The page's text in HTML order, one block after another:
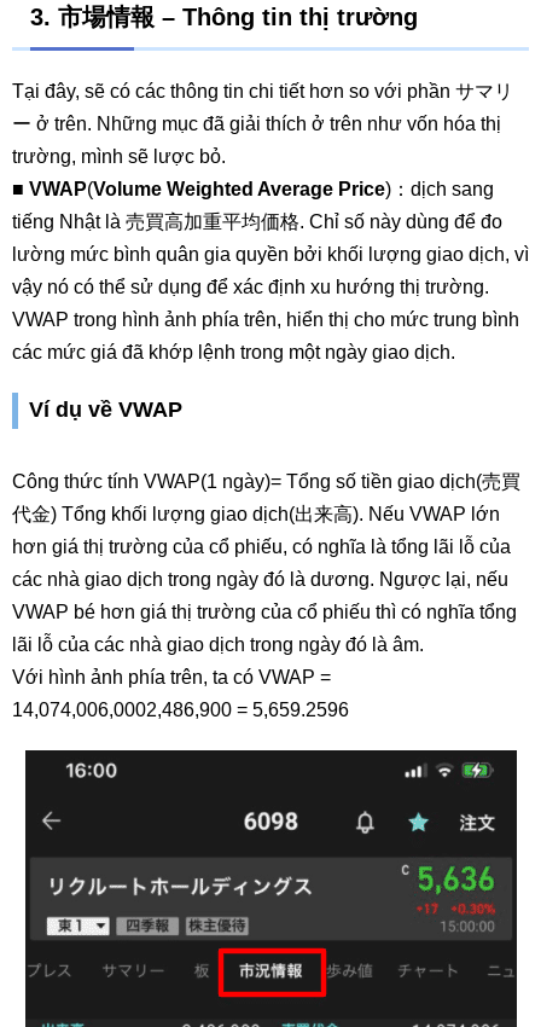
3. 市場情報 – Thông tin thị trường
Tại đây, sẽ có các thông tin chi tiết hơn so với phần サマリ
ー ở trên. Những mục đã giải thích ở trên như vốn hóa thị
trường, mình sẽ lược bỏ.
■ VWAP(Volume Weighted Average Price)：dịch sang
tiếng Nhật là 売買高加重平均価格. Chỉ số này dùng để đo
lường mức bình quân gia quyền bởi khối lượng giao dịch, vì
vậy nó có thể sử dụng để xác định xu hướng thị trường.
VWAP trong hình ảnh phía trên, hiển thị cho mức trung bình
các mức giá đã khớp lệnh trong một ngày giao dịch.
Ví dụ về VWAP
Công thức tính VWAP(1 ngày)= Tổng số tiền giao dịch(売買
代金) Tổng khối lượng giao dịch(出来高). Nếu VWAP lớn
hơn giá thị trường của cổ phiếu, có nghĩa là tổng lãi lỗ của
các nhà giao dịch trong ngày đó là dương. Ngược lại, nếu
VWAP bé hơn giá thị trường của cổ phiếu thì có nghĩa tổng
lãi lỗ của các nhà giao dịch trong ngày đó là âm.
Với hình ảnh phía trên, ta có VWAP =
14,074,006,0002,486,900 = 5,659.2596